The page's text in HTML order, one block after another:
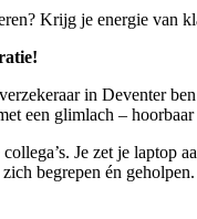
Krijg je energie
in Deventer
een glimlach –
Je zet je
begrepen én